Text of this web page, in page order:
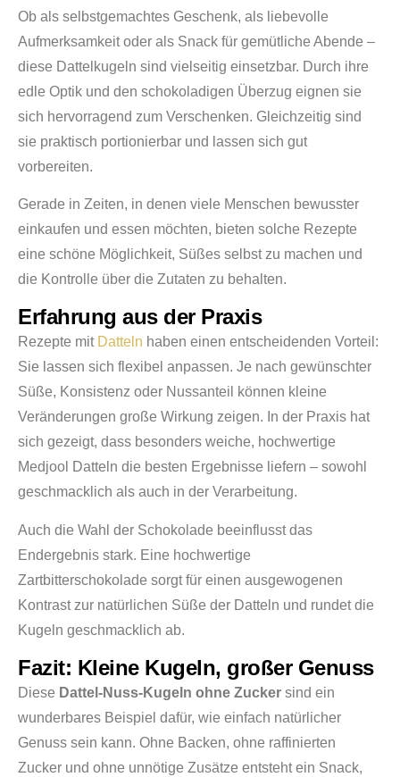
Ob als selbstgemachtes Geschenk, als liebevolle
Aufmerksamkeit oder als Snack für gemütliche Abende –
diese Dattelkugeln sind vielseitig einsetzbar. Durch ihre
edle Optik und den schokoladigen Überzug eignen sie
sich hervorragend zum Verschenken. Gleichzeitig sind
sie praktisch portionierbar und lassen sich gut
vorbereiten.
Gerade in Zeiten, in denen viele Menschen bewusster
einkaufen und essen möchten, bieten solche Rezepte
eine schöne Möglichkeit, Süßes selbst zu machen und
die Kontrolle über die Zutaten zu behalten.
Erfahrung aus der Praxis
Rezepte mit Datteln haben einen entscheidenden Vorteil:
Sie lassen sich flexibel anpassen. Je nach gewünschter
Süße, Konsistenz oder Nussanteil können kleine
Veränderungen große Wirkung zeigen. In der Praxis hat
sich gezeigt, dass besonders weiche, hochwertige
Medjool Datteln die besten Ergebnisse liefern – sowohl
geschmacklich als auch in der Verarbeitung.
Auch die Wahl der Schokolade beeinflusst das
Endergebnis stark. Eine hochwertige
Zartbitterschokolade sorgt für einen ausgewogenen
Kontrast zur natürlichen Süße der Datteln und rundet die
Kugeln geschmacklich ab.
Fazit: Kleine Kugeln, großer Genuss
Diese Dattel-Nuss-Kugeln ohne Zucker sind ein
wunderbares Beispiel dafür, wie einfach natürlicher
Genuss sein kann. Ohne Backen, ohne raffinierten
Zucker und ohne unnötige Zusätze entsteht ein Snack,